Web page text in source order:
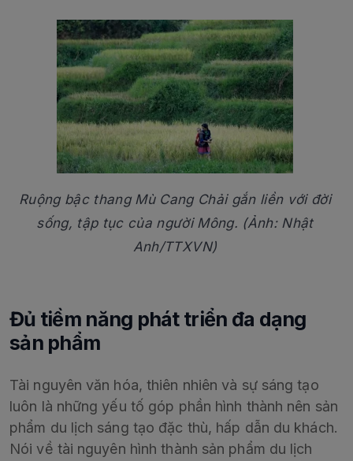
Ruộng bậc thang Mù Cang Chải gắn liền với đời
sống, tập tục của người Mông. (Ảnh: Nhật
Anh/TTXVN)
Đủ tiềm năng phát triển đa dạng
sản phẩm
Tài nguyên văn hóa, thiên nhiên và sự sáng tạo
luôn là những yếu tố góp phần hình thành nên sản
phẩm du lịch sáng tạo đặc thù, hấp dẫn du khách.
Nói về tài nguyên hình thành sản phẩm du lịch